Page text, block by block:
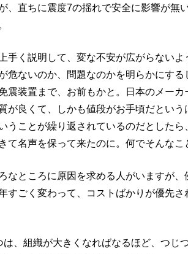
、直ちに震度7の揺れで安全に影響が無
手く説明して、変な不安が広がらない
危ないのか、問題なのかを明らかにする
震装置まで、お前もかと。日本のメー
が良くて、しかも値段がお手頃だとい
うことが繰り返されているのだとした
て名声を保って来たのに。何でそんなこ
なところに原因を求める人がいますが
すごく変わって、コストばかりが優先
は、組織が大きくなればなるほど、つじ